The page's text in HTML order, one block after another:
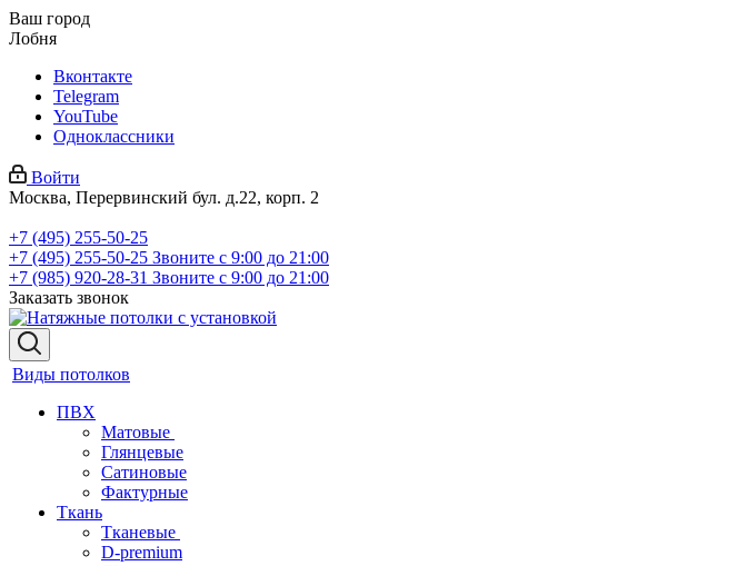
Ваш город
Лобня
Вконтакте
Telegram
YouTube
Одноклассники
Войти
Москва, Перервинский бул. д.22, корп. 2
+7 (495) 255-50-25
+7 (495) 255-50-25 Звоните с 9:00 до 21:00
+7 (985) 920-28-31 Звоните с 9:00 до 21:00
Заказать звонок
Виды потолков
ПВХ
Матовые
Глянцевые
Сатиновые
Фактурные
Ткань
Тканевые
D-premium